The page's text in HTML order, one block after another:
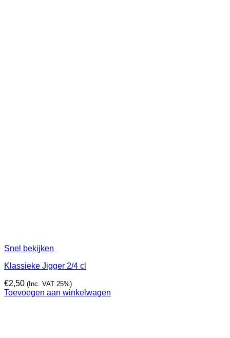
Snel bekijken
Klassieke Jigger 2/4 cl
€2,50 (Inc. VAT 25%)
Toevoegen aan winkelwagen